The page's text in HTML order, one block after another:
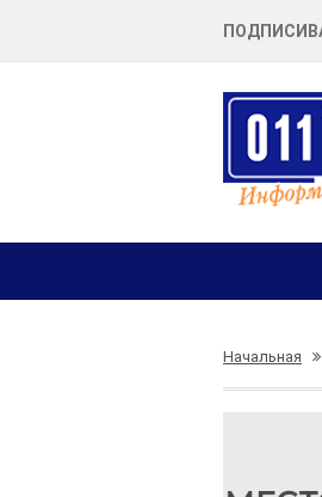
Начальная